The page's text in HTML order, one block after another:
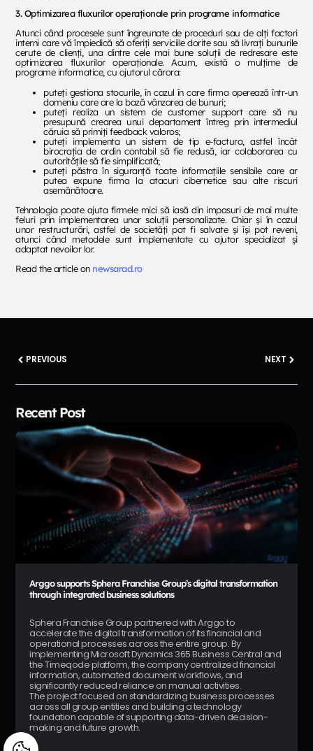
3. Optimizarea fluxurilor operaționale prin programe informatice
Atunci când procesele sunt îngreunate de proceduri sau de alți factori
interni care vă împiedică să oferiți serviciile dorite sau să livrați bunurile
cerute de clienți, una dintre cele mai bune soluții de redresare este
optimizarea fluxurilor operaționale. Acum, există o mulțime de
programe informatice, cu ajutorul cărora:
puteți gestiona stocurile, în cazul în care firma operează într-un
domeniu care are la bază vânzarea de bunuri;
puteți realiza un sistem de customer support care să nu
presupună crearea unui departament întreg prin intermediul
căruia să primiți feedback valoros;
puteți implementa un sistem de tip e-factura, astfel încât
birocrația de ordin contabil să fie redusă, iar colaborarea cu
autoritățile să fie simplificată;
puteți păstra în siguranță toate informațiile sensibile care ar
putea expune firma la atacuri cibernetice sau alte riscuri
asemănătoare.
Tehnologia poate ajuta firmele mici să iasă din impasuri de mai multe
feluri prin implementarea unor soluții personalizate. Chiar și în cazul
unor restructurări, astfel de societăți pot fi salvate și își pot reveni,
atunci când metodele sunt implementate cu ajutor specializat și
adaptat nevoilor lor.
Read the article on newsarad.ro
PREVIOUS NEXT
Recent Post
Arggo supports Sphera Franchise Group’s digital transformation
through integrated business solutions
Sphera Franchise Group partnered with Arggo to
accelerate the digital transformation of its financial and
operational processes across the entire group. By
implementing Microsoft Dynamics 365 Business Central and
the Timeqode platform, the company centralized financial
information, automated document workflows, and
significantly reduced reliance on manual activities.
The project focused on standardizing business processes
across all group entities and building a technology
foundation capable of supporting data-driven decision-
making and future growth.